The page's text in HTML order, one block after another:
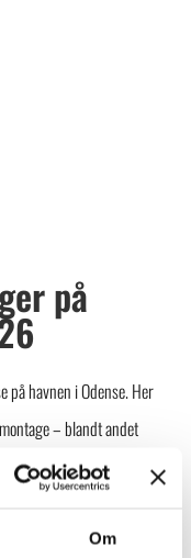
Om
på
på havnen i Odense. Her
– blandt andet
ErgoMover elektriske